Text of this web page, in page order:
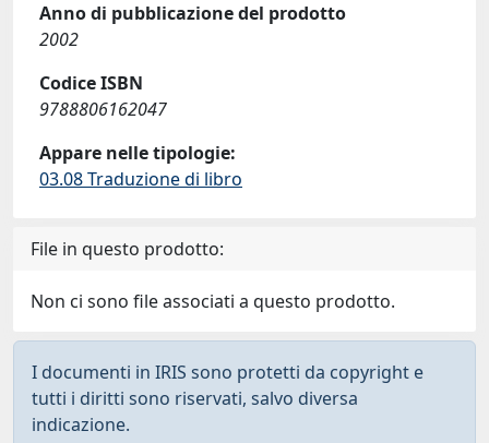
Anno di pubblicazione del prodotto
2002
Codice ISBN
9788806162047
Appare nelle tipologie:
03.08 Traduzione di libro
File in questo prodotto:
Non ci sono file associati a questo prodotto.
I documenti in IRIS sono protetti da copyright e
tutti i diritti sono riservati, salvo diversa
indicazione.